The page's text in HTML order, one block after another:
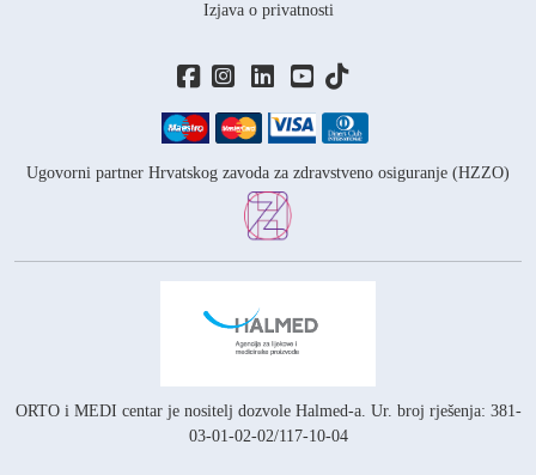
Ugovorni partner Hrvatskog zavoda za zdravstveno osiguranje (HZZO)
ORTO i MEDI centar je nositelj dozvole Halmed-a. Ur. broj rješenja: 381-
03-01-02-02/117-10-04
Izjava o privatnosti